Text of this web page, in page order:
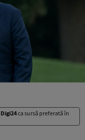
Digi24ca sursă preferată în